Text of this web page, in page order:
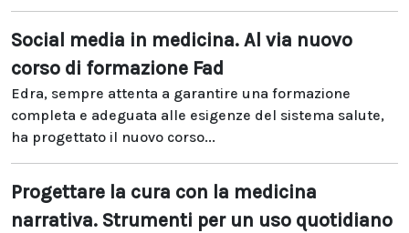
Social media in medicina. Al via nuovo
corso di formazione Fad
Edra, sempre attenta a garantire una formazione
completa e adeguata alle esigenze del sistema salute,
ha progettato il nuovo corso...
Progettare la cura con la medicina
narrativa. Strumenti per un uso quotidiano